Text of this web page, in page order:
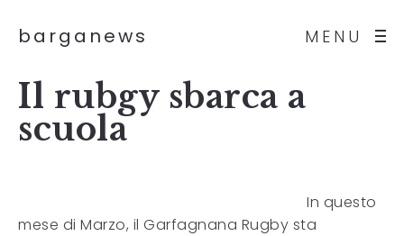
MENU
barganews
Il rubgy sbarca a
scuola
In questo
mese di Marzo, il Garfagnana Rugby sta